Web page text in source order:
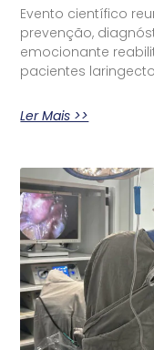
Evento científico
prevenção,
emocionante
pacientes
Ler Mais >>